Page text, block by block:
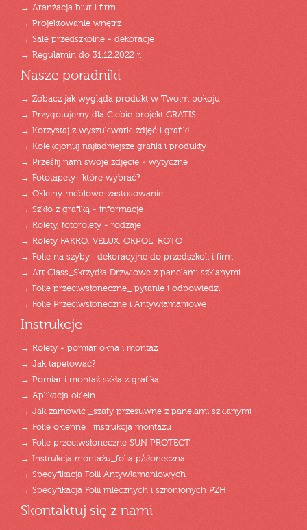
→ Aranżacja biur i firm
→ Projektowanie wnętrz
→ Sale przedszkolne - dekoracje
→ Regulamin do 31.12.2022 r.
Nasze poradniki
→ Zobacz jak wygląda produkt w Twoim pokoju
→ Przygotujemy dla Ciebie projekt GRATIS
→ Korzystaj z wyszukiwarki zdjęć i grafik!
→ Kolekcjonuj najładniejsze grafiki i produkty
→ Prześlij nam swoje zdjęcie - wytyczne
→ Fototapety- które wybrać?
→ Okleiny meblowe-zastosowanie
→ Szkło z grafiką - informacje
→ Rolety, fotorolety - rodzaje
→ Rolety FAKRO, VELUX, OKPOL, ROTO
→ Folie na szyby _dekoracyjne do przedszkoli i firm
→ Art Glass_Skrzydła Drzwiowe z panelami szklanymi
→ Folie przeciwsłoneczne_ pytanie i odpowiedzi
→ Folie Przeciwsłoneczne i Antywłamaniowe
Instrukcje
→ Rolety - pomiar okna i montaż
→ Jak tapetować?
→ Pomiar i montaż szkła z grafiką
→ Aplikacja oklein
→ Jak zamówić _szafy przesuwne z panelami szklanymi
→ Folie okienne _instrukcja montażu
→ Folie przeciwsłoneczne SUN PROTECT
→ Instrukcja montażu_folia p/słoneczna
→ Specyfikacja Folii Antywłamaniowych
→ Specyfikacja Folii mlecznych i szronionych PZH
Skontaktuj się z nami